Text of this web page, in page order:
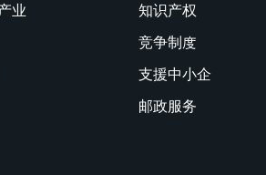
业
知识产权
竞争制度
支援中小企
邮政服务